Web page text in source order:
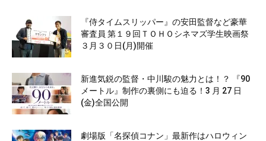
『侍タイムスリッパー』の安田監督など豪華
審査員 第１９回ＴＯＨＯシネマズ学生映画祭
３月３０日(月)開催
新進気鋭の監督・中川駿の魅力とは！？ 『90
メートル』制作の裏側にも迫る！3 月 27 日
(金)全国公開
劇場版「名探偵コナン」最新作はハロウィン